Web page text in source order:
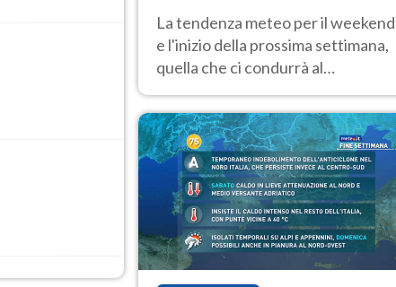
pausa. Ecco dove
La tendenza meteo per il weekend
e l'inizio della prossima settimana,
quella che ci condurrà al
temperature molto elevate